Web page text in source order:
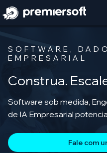
SOFTWARE,
EMPRESARIAL
Construa.
Software sob medida,
de IA Empresarial
Fale com